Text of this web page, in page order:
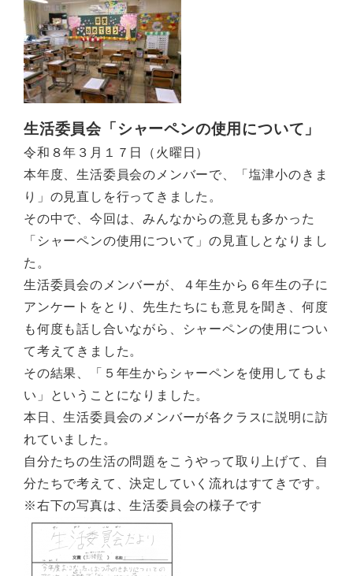
生活委員会「シャーペンの使用について」
令和８年３月１７日（火曜日）
本年度、生活委員会のメンバーで、「塩津小のきま
り」の見直しを行ってきました。
その中で、今回は、みんなからの意見も多かった
「シャーペンの使用について」の見直しとなりまし
た。
生活委員会のメンバーが、４年生から６年生の子に
アンケートをとり、先生たちにも意見を聞き、何度
も何度も話し合いながら、シャーペンの使用につい
て考えてきました。
その結果、「５年生からシャーペンを使用してもよ
い」ということになりました。
本日、生活委員会のメンバーが各クラスに説明に訪
れていました。
自分たちの生活の問題をこうやって取り上げて、自
分たちで考えて、決定していく流れはすてきです。
※右下の写真は、生活委員会の様子です